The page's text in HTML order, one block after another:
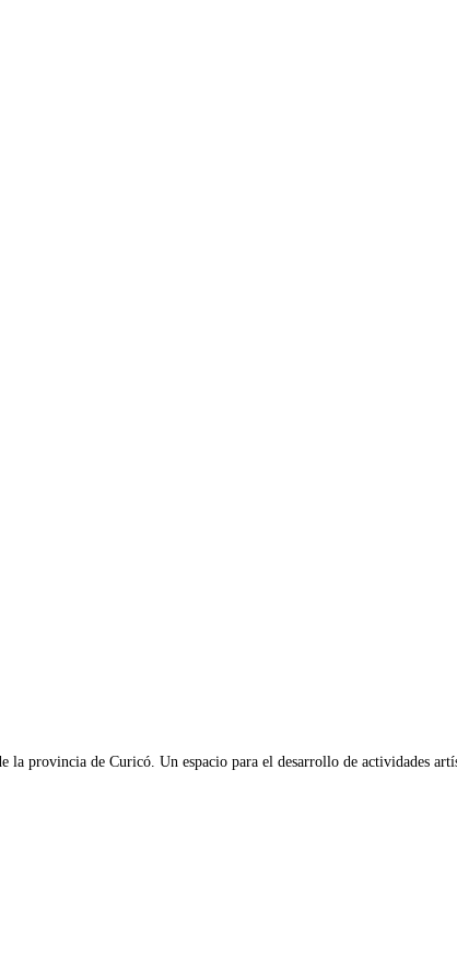
provincia de Curicó. Un espacio para el desarrollo de actividades